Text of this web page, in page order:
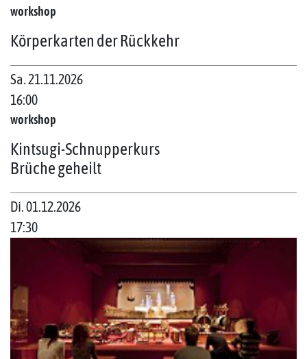
workshop
Körperkarten der Rückkehr
Sa. 21.11.2026
16:00
workshop
Kintsugi-Schnupperkurs
Brüche geheilt
Di. 01.12.2026
17:30